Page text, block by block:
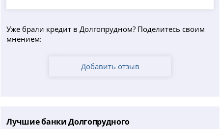
Уже брали кредит в Долгопрудном? Поделитесь своим
мнением:
Добавить отзыв
Лучшие банки Долгопрудного